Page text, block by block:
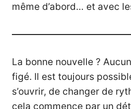
même d’abord… et avec
La bonne nouvelle ?
figé. Il est toujours
s’ouvrir, de changer de
cela commence par un